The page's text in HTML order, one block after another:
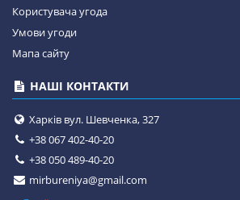
Користувача угода
Умови угоди
Мапа сайту
НАШІ КОНТАКТИ
Харків вул. Шевченка, 327
+38 067 402-40-20
+38 050 489-40-20
mirbureniya@gmail.com